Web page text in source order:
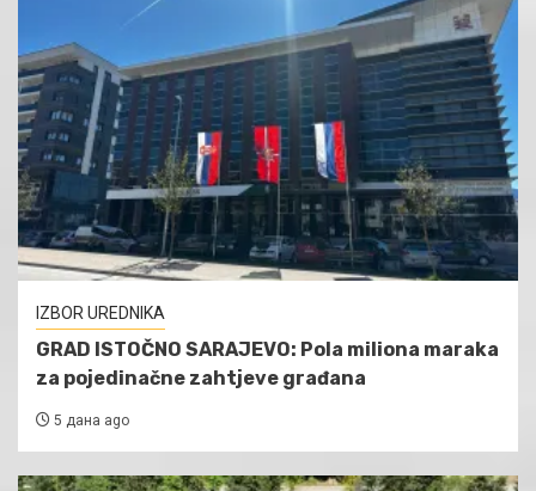
IZBOR UREDNIKA
GRAD ISTOČNO SARAJEVO: Pola miliona maraka
za pojedinačne zahtjeve građana
5 дана ago